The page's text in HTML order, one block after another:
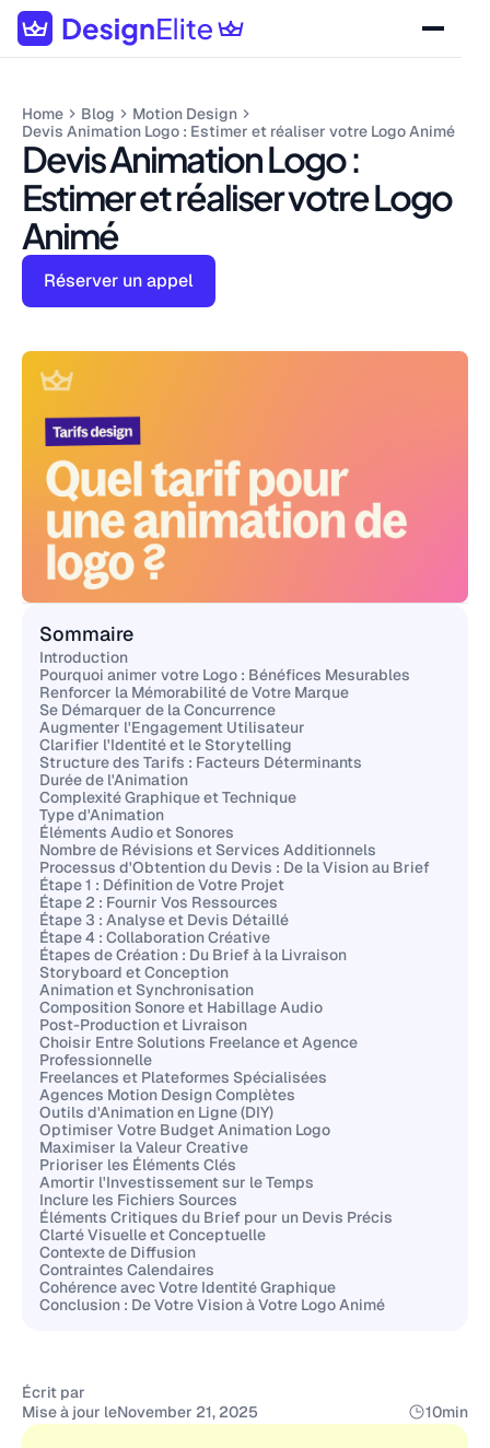
Home Blog
Motion Design
Devis Animation Logo : Estimer et réaliser votre Logo Animé
Devis Animation Logo :
Estimer et réaliser votre Logo
Animé
Réserver un appel
Sommaire
Introduction
Pourquoi animer votre Logo : Bénéfices Mesurables
Renforcer la Mémorabilité de Votre Marque
Se Démarquer de la Concurrence
Augmenter l'Engagement Utilisateur
Clarifier l'Identité et le Storytelling
Structure des Tarifs : Facteurs Déterminants
Durée de l'Animation
Complexité Graphique et Technique
Type d'Animation
Éléments Audio et Sonores
Nombre de Révisions et Services Additionnels
Processus d'Obtention du Devis : De la Vision au Brief
Étape 1 : Définition de Votre Projet
Étape 2 : Fournir Vos Ressources
Étape 3 : Analyse et Devis Détaillé
Étape 4 : Collaboration Créative
Étapes de Création : Du Brief à la Livraison
Storyboard et Conception
Animation et Synchronisation
Composition Sonore et Habillage Audio
Post-Production et Livraison
Choisir Entre Solutions Freelance et Agence
Professionnelle
Freelances et Plateformes Spécialisées
Agences Motion Design Complètes
Outils d'Animation en Ligne (DIY)
Optimiser Votre Budget Animation Logo
Maximiser la Valeur Creative
Prioriser les Éléments Clés
Amortir l'Investissement sur le Temps
Inclure les Fichiers Sources
Éléments Critiques du Brief pour un Devis Précis
Clarté Visuelle et Conceptuelle
Contexte de Diffusion
Contraintes Calendaires
Cohérence avec Votre Identité Graphique
Conclusion : De Votre Vision à Votre Logo Animé
Écrit par
Mise à jour leNovember 21, 2025 10min